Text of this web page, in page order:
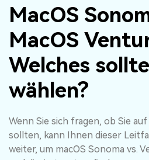
Dienstprogramme
Business
Überblick
Lösungen
Über uns
Presseraum
Shop
Support
Produkte
Recoverit für
Ein führendes Tool zur
Recoverit für Mac
KI
Funktionen
Wiederherstellung von
Gel?schte Medien
Exklusive
Ressourcen
Warum Recoverit
Experte für Datenrettung
Kundengeschichten
Guide
MacOS
MacOS
Welches
wählen?
Wenn Sie sich fragen, ob Sie
sollten, kann Ihnen dieser
weiter, um macOS Sonoma vs.